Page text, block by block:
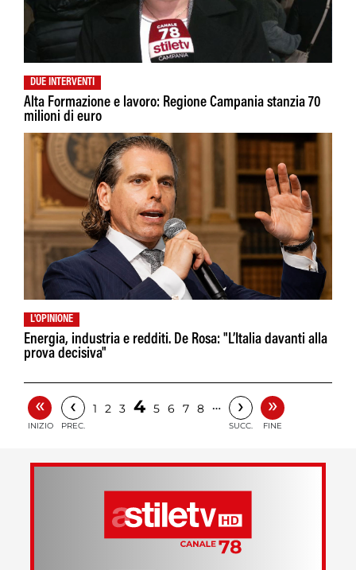
DUE INTERVENTI
Alta Formazione e lavoro: Regione Campania stanzia 70
milioni di euro
L'OPINIONE
Energia, industria e redditi. De Rosa: "L’Italia davanti alla
prova decisiva"
«
INIZIO
‹
PREC.
1 2 3 4 5 6 7 8 … ›
SUCC.
»
FINE